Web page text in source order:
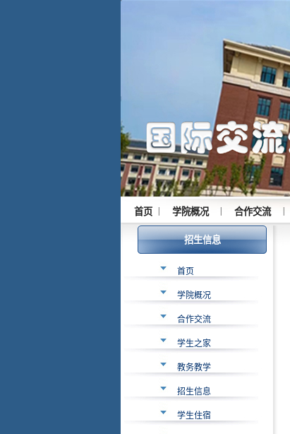
首页 学院概况 合作交流
招生信息
首页
学院概况
合作交流
学生之家
教务教学
招生信息
学生住宿